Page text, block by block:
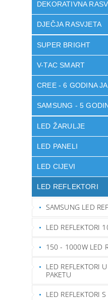
DEKORATIVNA
DJEČJA RASVJETA
SUPER BRIGHT
V-TAC SMART
CREE - 6 GODINA
SAMSUNG - 5
LED ŽARULJE
LED PANELI
LED CIJEVI
LED REFLEKTORI
SAMSUNG LED
LED REFLEKTORI
150 - 1000W LED
LED REFLEKTORI
PAKETU
LED REFLEKTORI